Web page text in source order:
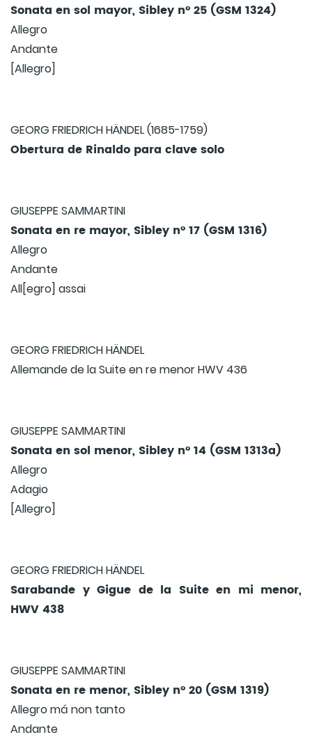
Sonata en sol mayor, Sibley nº 25 (GSM 1324)
Allegro
Andante
[Allegro]
GEORG FRIEDRICH HÄNDEL (1685-1759)
Obertura de Rinaldo para clave solo
GIUSEPPE SAMMARTINI
Sonata en re mayor, Sibley nº 17 (GSM 1316)
Allegro
Andante
All[egro] assai
GEORG FRIEDRICH HÄNDEL
Allemande de la Suite en re menor HWV 436
GIUSEPPE SAMMARTINI
Sonata en sol menor, Sibley nº 14 (GSM 1313a)
Allegro
Adagio
[Allegro]
GEORG FRIEDRICH HÄNDEL
Sarabande y Gigue de la Suite en mi menor,
HWV 438
GIUSEPPE SAMMARTINI
Sonata en re menor, Sibley nº 20 (GSM 1319)
Allegro má non tanto
Andante